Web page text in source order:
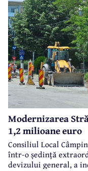
Modernizarea
1,2 milioane euro
Consiliul Local
într-o ședință
devizului general, a